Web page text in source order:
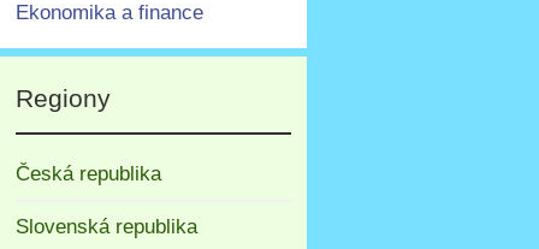
Ekonomika a finance
Regiony
Česká republika
Slovenská republika